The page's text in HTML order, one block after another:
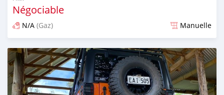
Négociable
N/A (Gaz) Manuelle
Publié il y a environ 5 ans